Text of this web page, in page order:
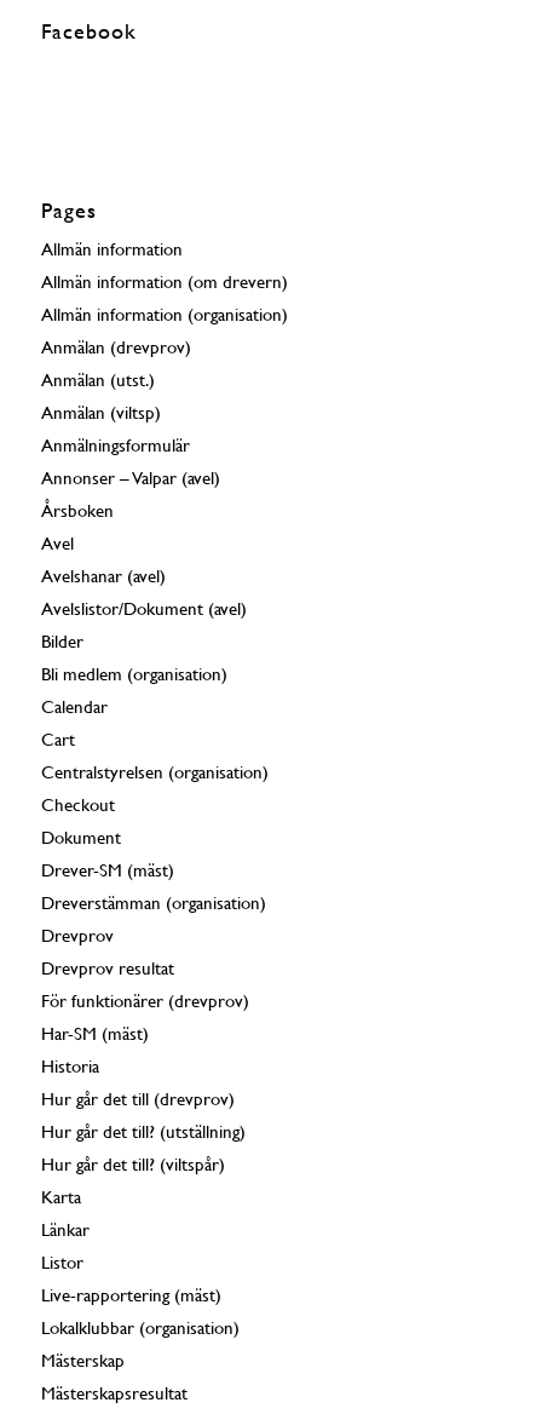
Facebook
Pages
Allmän information
Allmän information (om drevern)
Allmän information (organisation)
Anmälan (drevprov)
Anmälan (utst.)
Anmälan (viltsp)
Anmälningsformulär
Annonser – Valpar (avel)
Årsboken
Avel
Avelshanar (avel)
Avelslistor/Dokument (avel)
Bilder
Bli medlem (organisation)
Calendar
Cart
Centralstyrelsen (organisation)
Checkout
Dokument
Drever-SM (mäst)
Dreverstämman (organisation)
Drevprov
Drevprov resultat
För funktionärer (drevprov)
Har-SM (mäst)
Historia
Hur går det till (drevprov)
Hur går det till? (utställning)
Hur går det till? (viltspår)
Karta
Länkar
Listor
Live-rapportering (mäst)
Lokalklubbar (organisation)
Mästerskap
Mästerskapsresultat